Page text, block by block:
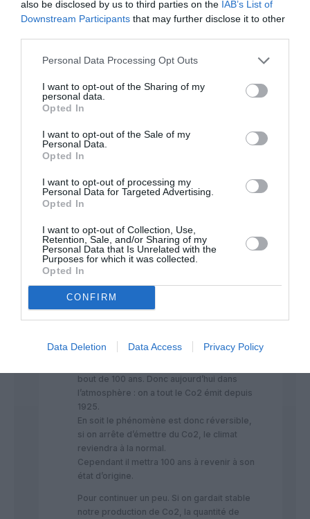
also be disclosed by us to third parties on the IAB’s List of
Downstream Participants that may further disclose it to other
Personal Data Processing Opt Outs
I want to opt-out of the Sharing of my
personal data.
Opted In
I want to opt-out of the Sale of my
Personal Data.
Opted In
I want to opt-out of processing my
Personal Data for Targeted Advertising.
Opted In
I want to opt-out of Collection, Use,
Retention, Sale, and/or Sharing of my
Personal Data that Is Unrelated with the
Purposes for which it was collected.
Opted In
CONFIRM
Data Deletion Data Access Privacy Policy
Alors non, cela ne fonctionne pas comme
Tout ce qui émission de chaleur par l’être
extrêmement faible et surtout rapidement
réversible (càd : quand on coupe le
chauffage ça chauffe plus)
Rappel de comment fonctionne le
réchauffement climatique. Le gaz avec
c’est la vapeur d’eau.
Sauf que l’ajout de Co2 dans l’air,
augmente un petit peu l’effet de serre,
qui fait que l’atmosphère peut absorber
plus d’eau,
qui augmente un peu l’effet de serre,
qui fait que la température augmente,
qui fait que l’atmosphère peut absorber
plus d’eau etc.
positive.
bout de 100 ans. Donc aujourd’hui dans
l’atmosphère : on a tout le Co2 émit depuis
1925.
En soit le phénomène est donc réversible,
si on arrête d’émettre du Co2, le climat
reviendra à la normal.
Cependant il mettra 100 ans à revenir à son
état d’origine.
Pour continuer un peu. Si on gardait stable
notre production de Co2, la quantité de